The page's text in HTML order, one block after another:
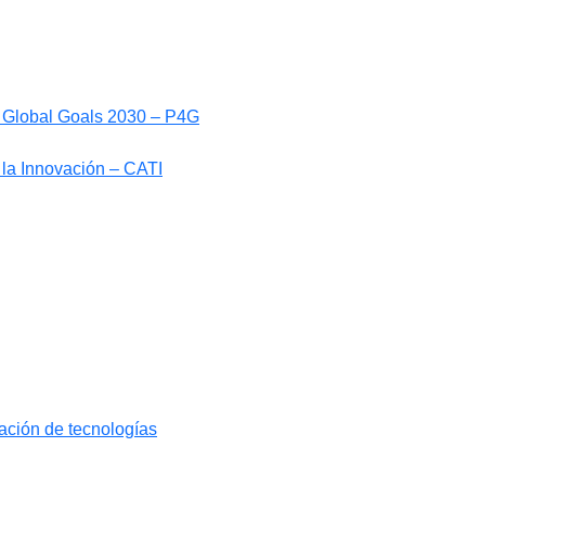
Goals 2030 – P4G
Innovación – CATI
de tecnologías